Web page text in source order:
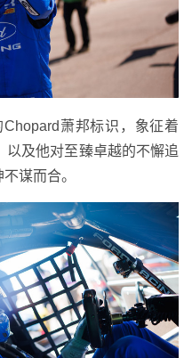
萧邦标识，象征着
以及他对至臻卓越的不懈追
谋而合。